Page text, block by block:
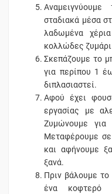
σταδιακά μέσα
λαδωμένα
κολλώδες
Σκεπάζουμε το
για περίπου 1
διπλασιαστεί.
Αφού έχει
εργασίας με
Ζυμώνουμε για
Μεταφέρουμε
και αφήνουμε
ξανά.
Πριν βάλουμε
ένα κοφτερό